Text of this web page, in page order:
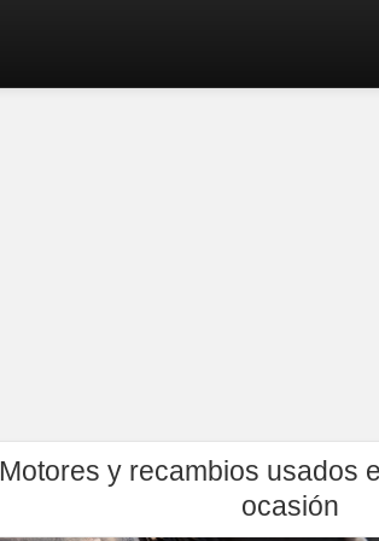
Motores y recambios usados
ocasión